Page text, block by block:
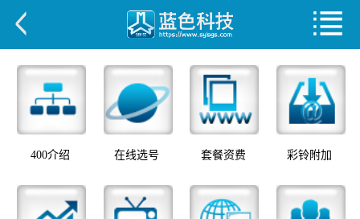
400介绍 在线选号 套餐资费 彩铃附加